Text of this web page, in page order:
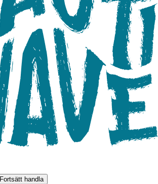
Fortsätt handla